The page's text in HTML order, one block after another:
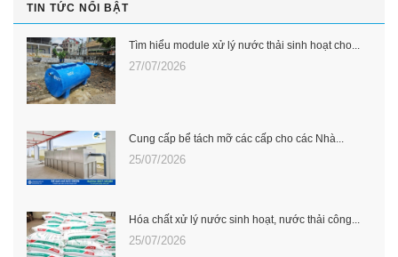
TIN TỨC NỔI BẬT
Tìm hiểu module xử lý nước thải sinh hoạt cho...
27/07/2026
Cung cấp bể tách mỡ các cấp cho các Nhà...
25/07/2026
Hóa chất xử lý nước sinh hoạt, nước thải công...
25/07/2026